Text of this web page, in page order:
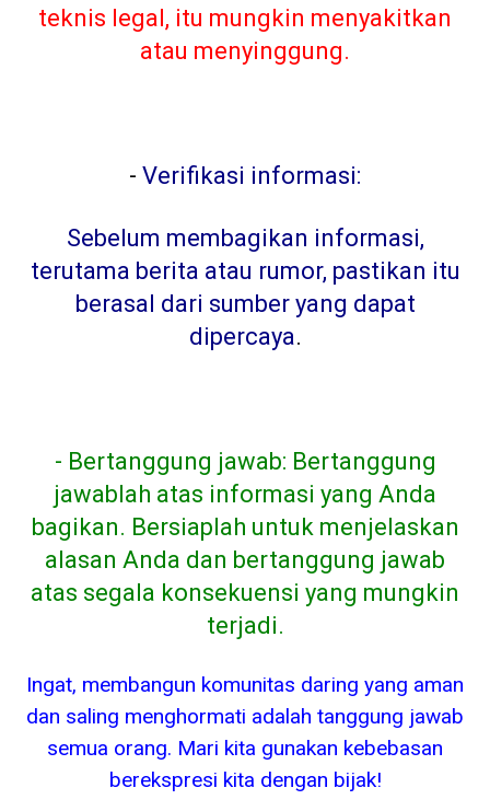
teknis legal, itu mungkin menyakitkan
atau menyinggung.
- Verifikasi informasi:
Sebelum membagikan informasi,
terutama berita atau rumor, pastikan itu
berasal dari sumber yang dapat
dipercaya.
- Bertanggung jawab: Bertanggung
jawablah atas informasi yang Anda
bagikan. Bersiaplah untuk menjelaskan
alasan Anda dan bertanggung jawab
atas segala konsekuensi yang mungkin
terjadi.
Ingat, membangun komunitas daring yang aman
dan saling menghormati adalah tanggung jawab
semua orang. Mari kita gunakan kebebasan
berekspresi kita dengan bijak!